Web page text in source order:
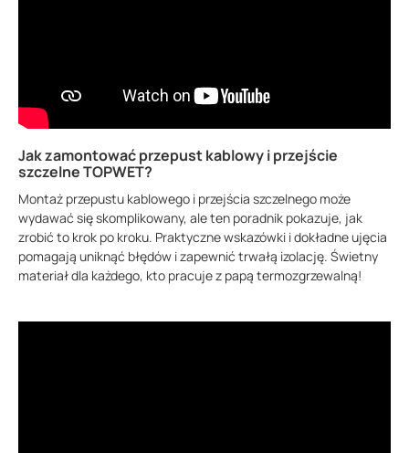
Jak zamontować przepust kablowy i przejście
szczelne TOPWET?
Montaż przepustu kablowego i przejścia szczelnego może
wydawać się skomplikowany, ale ten poradnik pokazuje, jak
zrobić to krok po kroku. Praktyczne wskazówki i dokładne ujęcia
pomagają uniknąć błędów i zapewnić trwałą izolację. Świetny
materiał dla każdego, kto pracuje z papą termozgrzewalną!